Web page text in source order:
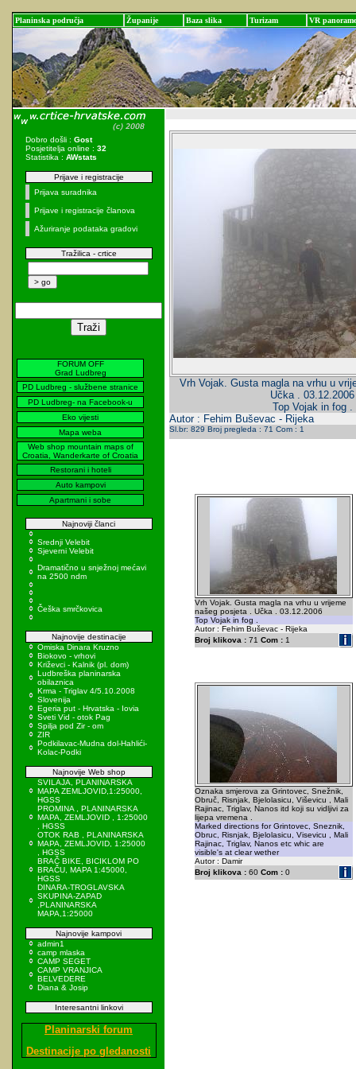
Planinska područja Županije Baza slika Turizam VR panorame
Dobro došli : Gost
Posjetitelja online : 32
Statistika : AWstats
Prijave i registracije
Prijava suradnika
Prijave i registracije članova
Ažuriranje podataka gradovi
Tražilica - crtice
FORUM OFF
Grad Ludbreg
PD Ludbreg - službene stranice
PD Ludbreg- na Facebook-u
Eko vijesti
Mapa weba
Web shop mountain maps of
Croatia, Wanderkarte of Croatia
Restorani i hoteli
Auto kampovi
Apartmani i sobe
Najnoviji članci
Srednji Velebit
Sjeverni Velebit
Dramatično u snježnoj mećavi
na 2500 ndm
Češka smrčkovica
Najnovije destinacije
Omiska Dinara Kruzno
Biokovo - vrhovi
Križevci - Kalnik (pl. dom)
Ludbreška planinarska
obilaznica
Krma - Triglav 4/5.10.2008
Slovenija
Egeria put - Hrvatska - Iovia
Sveti Vid - otok Pag
Spilja pod Zir - om
ZIR
Podkilavac-Mudna dol-Hahlići-
Kolac-Podki
Najnovije Web shop
SVILAJA, PLANINARSKA
MAPA ZEMLJOVID,1:25000,
HGSS
PROMINA , PLANINARSKA
MAPA, ZEMLJOVID , 1:25000
, HGSS
OTOK RAB , PLANINARSKA
MAPA, ZEMLJOVID, 1:25000
, HGSS
BRAČ BIKE, BICIKLOM PO
BRAČU, MAPA 1:45000,
HGSS
DINARA-TROGLAVSKA
SKUPINA-ZAPAD
,PLANINARSKA
MAPA,1:25000
Najnovije kampovi
admin1
camp mlaska
CAMP SEGET
CAMP VRANJICA
BELVEDERE
Diana & Josip
Interesantni linkovi
Planinarski forum
Destinacije po gledanosti
Vrh Vojak. Gusta magla na vrhu u
Učka . 03.12.2006
Top Vojak in fog .
Autor : Fehim Buševac - Rijeka
Sl.br: 829 Broj pregleda : 71 Com : 1
Vrh Vojak. Gusta magla na vrhu u vrijeme
našeg posjeta . Učka . 03.12.2006
Top Vojak in fog .
Autor : Fehim Buševac - Rijeka
Broj klikova :71 Com :1
Oznaka smjerova za Grintovec, Snežnik,
Obruč, Risnjak, Bjelolasicu, Viševicu , Mali
Rajinac, Triglav, Nanos itd koji su vidljivi za
lijepa vremena .
Marked directions for Grintovec, Sneznik,
Obruc, Risnjak, Bjelolasicu, Visevicu , Mali
Rajinac, Triglav, Nanos etc whic are
visible's at clear wether
Autor : Damir
Broj klikova :60 Com :0